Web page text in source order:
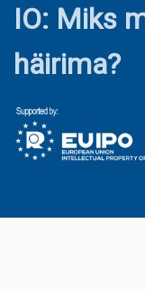
IO: Miks
häirima?